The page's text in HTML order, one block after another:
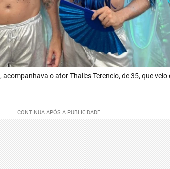
acompanhava o ator Thalles Terencio, de 35, que